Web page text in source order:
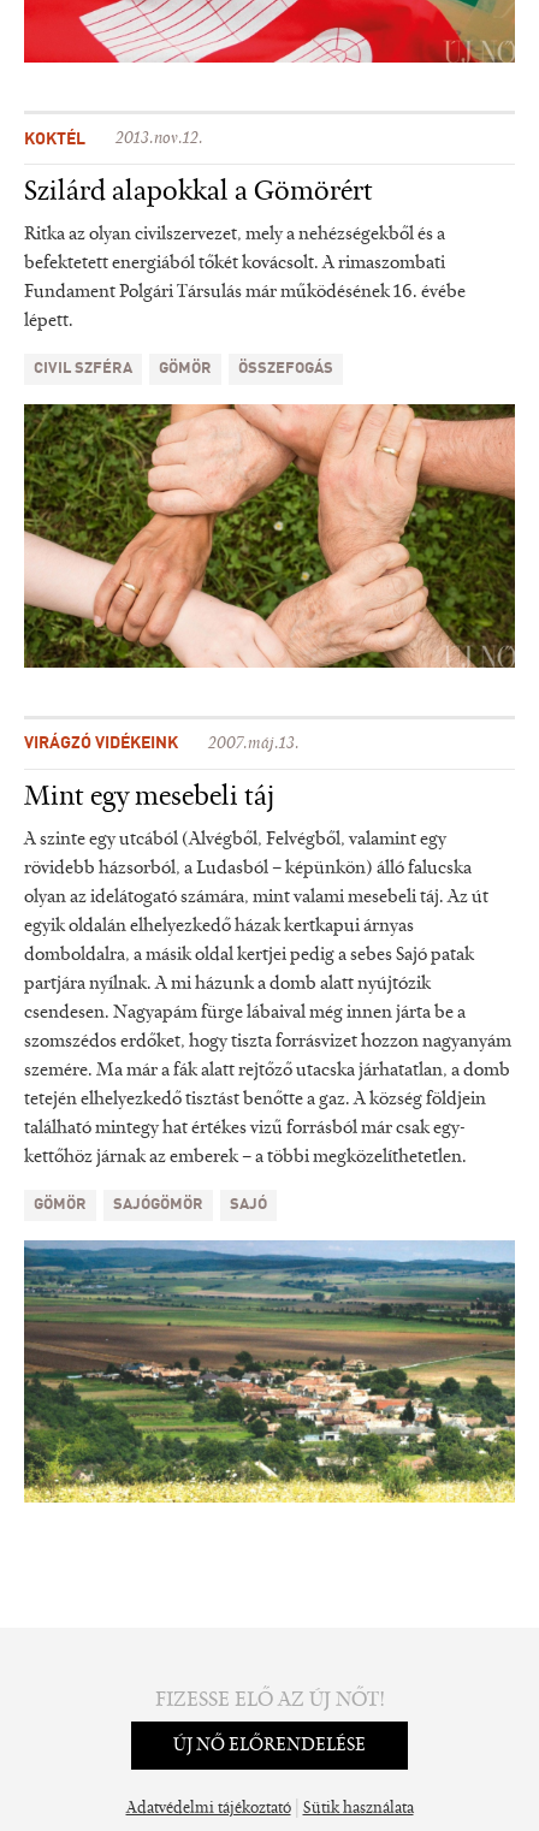
KOKTÉL 2013.nov.12.
Szilárd alapokkal a Gömörért
Ritka az olyan civilszervezet, mely a nehézségekből és a
befektetett energiából tőkét kovácsolt. A rimaszombati
Fundament Polgári Társulás már működésének 16. évébe
lépett.
CIVIL SZFÉRA GÖMÖR ÖSSZEFOGÁS
VIRÁGZÓ VIDÉKEINK 2007.máj.13.
Mint egy mesebeli táj
A szinte egy utcából (Alvégből, Felvégből, valamint egy
rövidebb házsorból, a Ludasból – képünkön) álló falucska
olyan az idelátogató számára, mint valami mesebeli táj. Az út
egyik oldalán elhelyezkedő házak kertkapui árnyas
domboldalra, a másik oldal kertjei pedig a sebes Sajó patak
partjára nyílnak. A mi házunk a domb alatt nyújtózik
csendesen. Nagyapám fürge lábaival még innen járta be a
szomszédos erdőket, hogy tiszta forrásvizet hozzon nagyanyám
szemére. Ma már a fák alatt rejtőző utacska járhatatlan, a domb
tetején elhelyezkedő tisztást benőtte a gaz. A község földjein
található mintegy hat értékes vizű forrásból már csak egy-
kettőhöz járnak az emberek – a többi megközelíthetetlen.
GÖMÖR SAJÓGÖMÖR SAJÓ
FIZESSE ELŐ AZ ÚJ NŐT!
ÚJ NŐ ELŐRENDELÉSE
Adatvédelmi tájékoztató| Sütik használata